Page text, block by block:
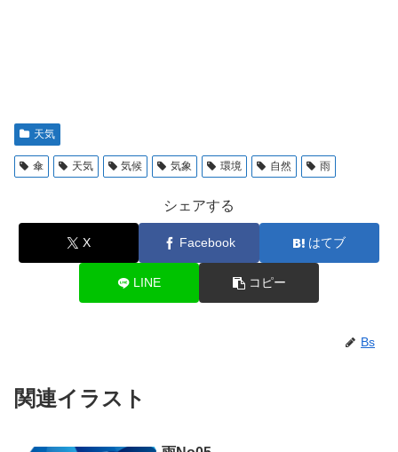
天気
傘 天気 気候 気象 環境 自然 雨
シェアする
X Facebook はてブ
LINE コピー
Bs
関連イラスト